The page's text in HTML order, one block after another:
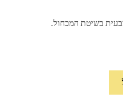
בשיטת המכחול.